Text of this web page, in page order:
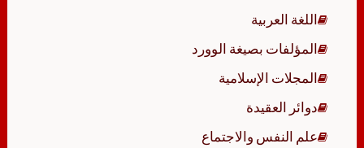
اللغة العربية
المؤلفات بصيغة الوورد
المجلات الإسلامية
دوائر العقيدة
علم النفس والاجتماع